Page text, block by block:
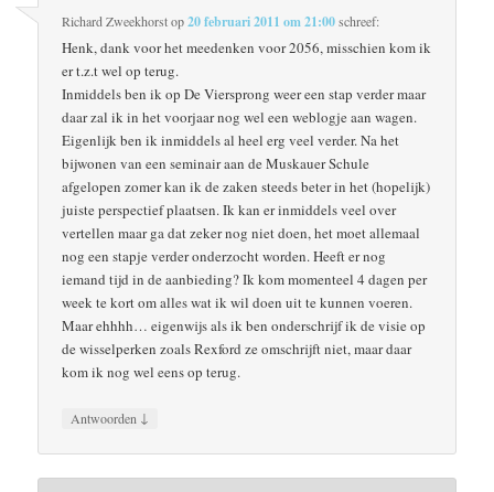
Richard Zweekhorstop20 februari 2011 om 21:00schreef:
Henk, dank voor het meedenken voor 2056, misschien kom ik
er t.z.t wel op terug.
Inmiddels ben ik op De Viersprong weer een stap verder maar
daar zal ik in het voorjaar nog wel een weblogje aan wagen.
Eigenlijk ben ik inmiddels al heel erg veel verder. Na het
bijwonen van een seminair aan de Muskauer Schule
afgelopen zomer kan ik de zaken steeds beter in het (hopelijk)
juiste perspectief plaatsen. Ik kan er inmiddels veel over
vertellen maar ga dat zeker nog niet doen, het moet allemaal
nog een stapje verder onderzocht worden. Heeft er nog
iemand tijd in de aanbieding? Ik kom momenteel 4 dagen per
week te kort om alles wat ik wil doen uit te kunnen voeren.
Maar ehhhh… eigenwijs als ik ben onderschrijf ik de visie op
de wisselperken zoals Rexford ze omschrijft niet, maar daar
kom ik nog wel eens op terug.
Antwoorden ↓